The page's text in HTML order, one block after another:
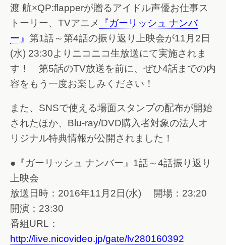
渡 航×QP:flapperが贈るアイドル声優お仕事ス
トーリー、TVアニメ
『ガーリッシュ ナンバ
ー』 第1話～第4話の振り返り上映会が11月2日
(水) 23:30よりニコニコ生放送にて実施されま
す！ 第5話のTV放送を前に、ぜひ4話までの内
容をもう一度お楽しみください！
また、SNSで使える場面スタンプの配布が開始
されたほか、Blu-ray/DVD購入者対象の法人オ
リジナル特典情報が公開されました！
●『ガーリッシュ ナンバー』1話～4話振り返り
上映会
放送日時：2016年11月2日(水) 開場：23:20
開演：23:30
番組URL：
http://live.nicovideo.jp/gate/lv280160392